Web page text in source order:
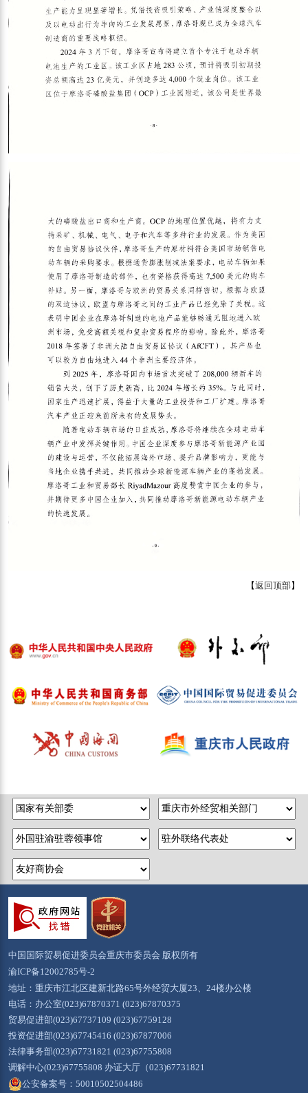
【返回顶部】
中国国际贸易促进委员会重庆市委员会 版权所有
渝ICP备12002785号-2
地址：重庆市江北区建新北路65号外经贸大厦23、24楼办公楼
电话：办公室(023)67870371 (023)67870375
贸易促进部(023)67737109 (023)67759128
投资促进部(023)67745416 (023)67877006
法律事务部(023)67731821 (023)67755808
调解中心(023)67755808 办证大厅（023)67731821
公安备案号：50010502504486